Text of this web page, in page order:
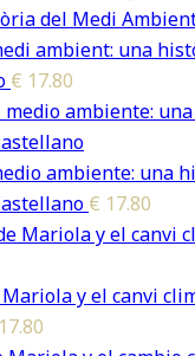
ambient: una
€ 17.80
ambiente: una
€ 17.80
y el canvi
17.80